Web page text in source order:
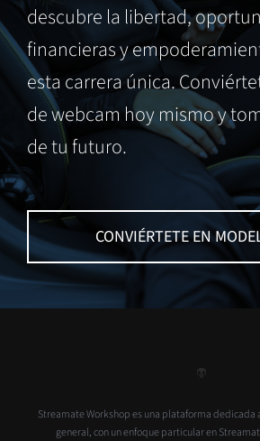
descubre la libertad,
financieras y
esta carrera única.
de webcam hoy mismo y
de tu futuro.
CONVIÉRTETE EN
Streamate Workshop es una plataforma dedicada
general, con un enfoque particular en